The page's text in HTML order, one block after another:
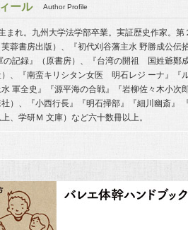
ール Author Profile
まれ。九州大学法学部卒業。実証歴史作家。
芙蓉書房出版）、『初代刈谷藩主水 野勝成公
の記録』（原書房）、『台湾の開祖 国姓爺
）、『南蛮キリシタン女医 明石レジ ーナ』『
軍全史』『源平海の合戦』『岩柳佐々木小次
）、『小西行長』『明石掃部』『細川幽斎』
、学研Ｍ 文庫）など六十数冊以上。